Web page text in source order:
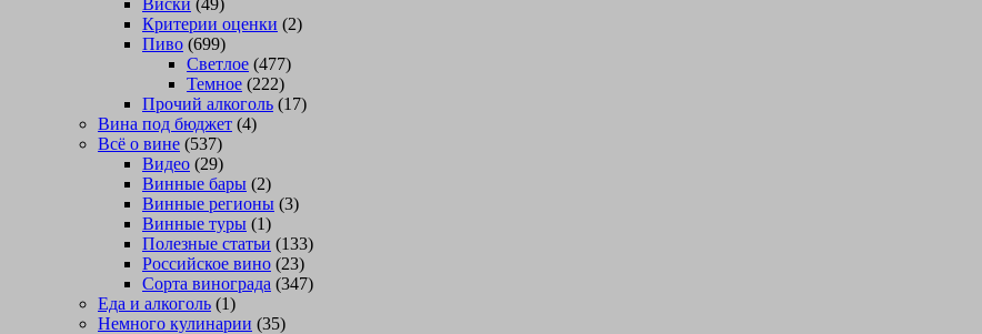
Виски (49)
Критерии оценки (2)
Пиво (699)
Светлое (477)
Темное (222)
Прочий алкоголь (17)
Вина под бюджет (4)
Всё о вине (537)
Видео (29)
Винные бары (2)
Винные регионы (3)
Винные туры (1)
Полезные статьи (133)
Российское вино (23)
Сорта винограда (347)
Еда и алкоголь (1)
Немного кулинарии (35)